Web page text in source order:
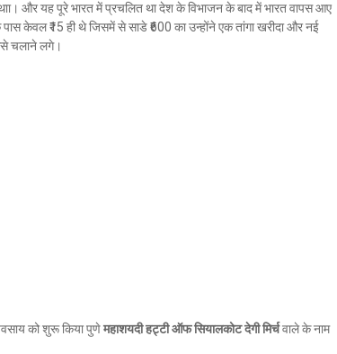
और यह पूरे भारत में प्रचलित था देश के विभाजन के बाद में भारत वापस आए
केवल ₹15 ही थे जिसमें से साडे ₹600 का उन्होंने एक तांगा खरीदा और नई
चलाने लगे।
को शुरू किया पुणेमहाशयदी हट्टी ऑफ सियालकोट देगी मिर्चवाले के नाम